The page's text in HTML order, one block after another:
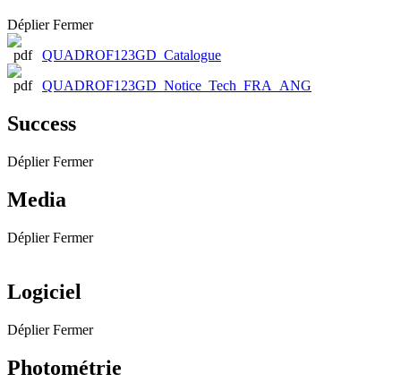
Déplier Fermer
QUADROF123GD_Catalogue
QUADROF123GD_Notice_Tech_FRA_ANG
Success
Déplier Fermer
Media
Déplier Fermer
Logiciel
Déplier Fermer
Photométrie